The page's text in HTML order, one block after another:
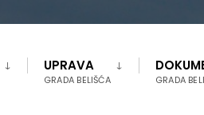
UPRAVA
GRADA BELIŠĆA GRADA